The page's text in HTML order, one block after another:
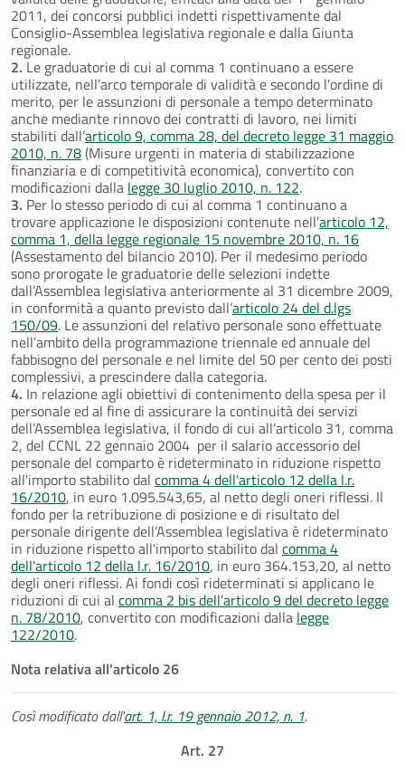
2011, dei concorsi pubblici indetti rispettivamente dal
Consiglio-Assemblea legislativa regionale e dalla Giunta
regionale.
2. Le graduatorie di cui al comma 1 continuano a essere
utilizzate, nell’arco temporale di validità e secondo l’ordine di
merito, per le assunzioni di personale a tempo determinato
anche mediante rinnovo dei contratti di lavoro, nei limiti
stabiliti dall’articolo 9, comma 28, del decreto legge 31 maggio
2010, n. 78(Misure urgenti in materia di stabilizzazione
finanziaria e di competitività economica), convertito con
modificazioni dalla legge 30 luglio 2010, n. 122.
3. Per lo stesso periodo di cui al comma 1 continuano a
trovare applicazione le disposizioni contenute nell’articolo 12,
comma 1, della legge regionale 15 novembre 2010, n. 16
(Assestamento del bilancio 2010). Per il medesimo periodo
sono prorogate le graduatorie delle selezioni indette
dall’Assemblea legislativa anteriormente al 31 dicembre 2009,
in conformità a quanto previsto dall’articolo 24 del d.lgs
150/09. Le assunzioni del relativo personale sono effettuate
nell’ambito della programmazione triennale ed annuale del
fabbisogno del personale e nel limite del 50 per cento dei posti
complessivi, a prescindere dalla categoria.
4. In relazione agli obiettivi di contenimento della spesa per il
personale ed al fine di assicurare la continuità dei servizi
dell’Assemblea legislativa, il fondo di cui all’articolo 31, comma
2, del CCNL 22 gennaio 2004 per il salario accessorio del
personale del comparto è rideterminato in riduzione rispetto
all'importo stabilito dal comma 4 dell'articolo 12 della l.r.
16/2010, in euro 1.095.543,65, al netto degli oneri riflessi. Il
fondo per la retribuzione di posizione e di risultato del
personale dirigente dell’Assemblea legislativa è rideterminato
in riduzione rispetto all'importo stabilito dal comma 4
dell'articolo 12 della l.r. 16/2010, in euro 364.153,20, al netto
degli oneri riflessi. Ai fondi così rideterminati si applicano le
riduzioni di cui al comma 2 bis dell’articolo 9 del decreto legge
n. 78/2010, convertito con modificazioni dalla legge
122/2010.
Nota relativa all'articolo 26
Così modificato dall'art. 1, l.r. 19 gennaio 2012, n. 1.
Art. 27